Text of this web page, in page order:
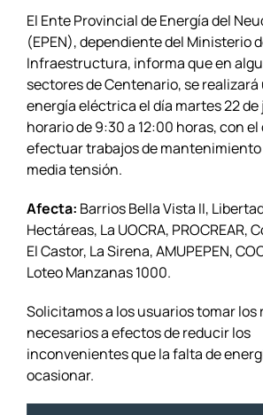
El Ente Provincial de Energía del
(EPEN), dependiente del Ministerio
Infraestructura, informa que en
sectores de Centenario, se
energía eléctrica el día martes 22 de
horario de 9:30 a 12:00 horas, con
efectuar trabajos de mantenimiento
media tensión.
Afecta: Barrios Bella Vista II,
Hectáreas, La UOCRA, PROCREAR,
El Castor, La Sirena, AMUPEPEN,
Loteo Manzanas 1000.
Solicitamos a los usuarios tomar los
necesarios a efectos de reducir los
inconvenientes que la falta de
ocasionar.